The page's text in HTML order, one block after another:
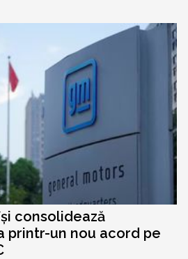
consolidează
printr-un nou acord pe